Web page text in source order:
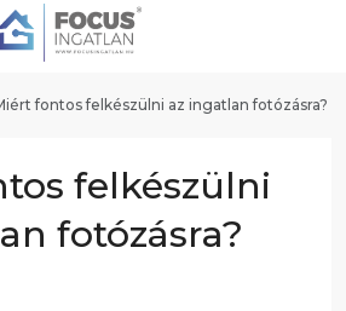
fontos felkészülni az ingatlan fotózásra?
felkészülni
fotózásra?